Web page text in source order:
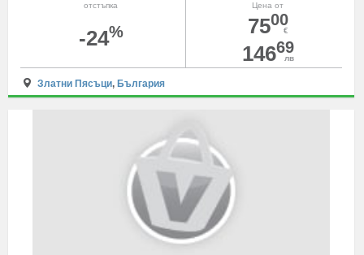
Цена от
7500
€
14669
лв
отстъпка
-24%
Златни Пясъци, България